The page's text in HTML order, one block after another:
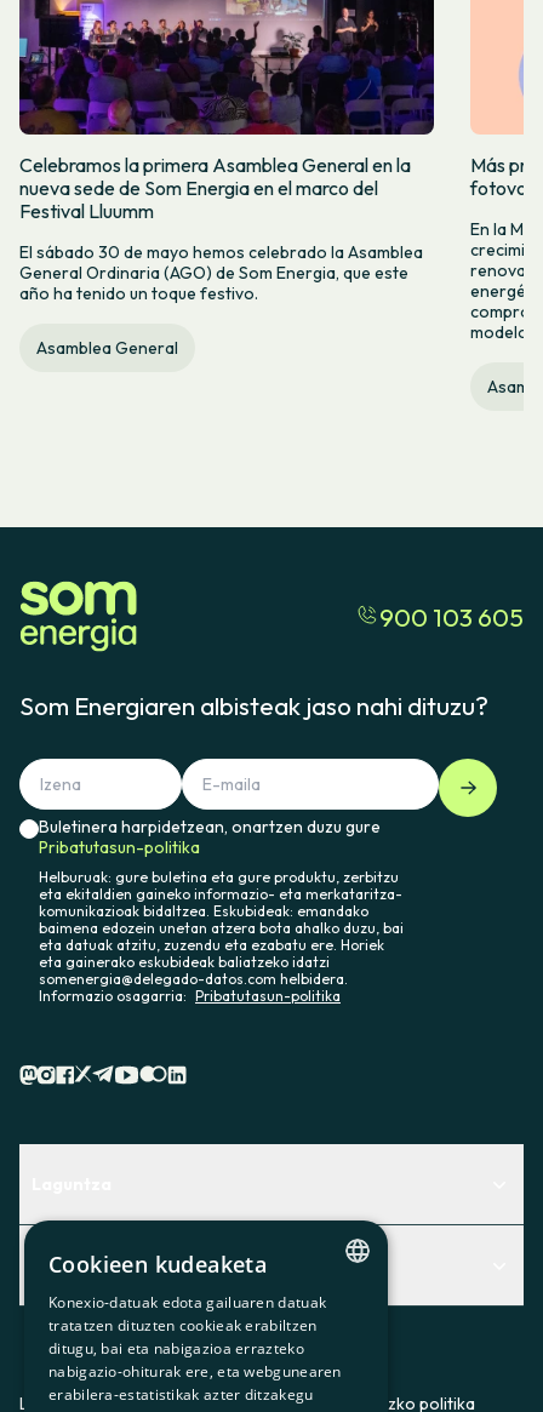
Celebramos la primera Asamblea General en la
nueva sede de Som Energia en el marco del
Festival Lluumm
El sábado 30 de mayo hemos celebrado la Asamblea
General Ordinaria (AGO) de Som Energia, que este
año ha tenido un toque festivo.
Asamblea General
Más
En la
modelo
900 103 605
Som Energiaren albisteak jaso nahi dituzu?
Buletinera harpidetzean, onartzen duzu gure
Pribatutasun-politika
Helburuak: gure buletina eta gure produktu, zerbitzu
eta ekitaldien gaineko informazio- eta merkataritza-
komunikazioak bidaltzea. Eskubideak: emandako
baimena edozein unetan atzera bota ahalko duzu, bai
eta datuak atzitu, zuzendu eta ezabatu ere. Horiek
eta gainerako eskubideak baliatzeko idatzi
somenergia@delegado-datos.com helbidera.
Informazio osagarria: Pribatutasun-politika
Centro de Ayuda
Aurkitu zerbitzurik egokiena zuretzat
Contacto
Albisteak
Albisteak
Bazkideen txokoa
Prentsa
Lege-oharraPribatutasun-politikaCookieei buruzko politika
CATALAN
SPANISH
GL
Cookieen kudeaketa
Konexio-datuak edota gailuaren datuak
tratatzen dituzten cookieak erabiltzen
ditugu, bai eta nabigazioa errazteko
nabigazio-ohiturak ere, eta webgunearen
erabilera-estatistikak azter ditzakegu